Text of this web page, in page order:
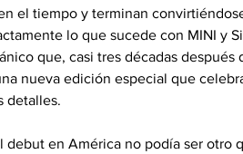
el tiempo y terminan
lo que sucede con MINI y
que, casi tres décadas después
nueva edición especial que
detalles.
debut en América no podía ser otro